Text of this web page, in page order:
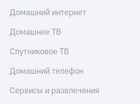
Домашний интернет
Домашнее ТВ
Спутниковое ТВ
Домашний телефон
Сервисы и развлечения